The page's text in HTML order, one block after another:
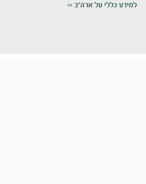
למידע כללי על ארה"ב >>